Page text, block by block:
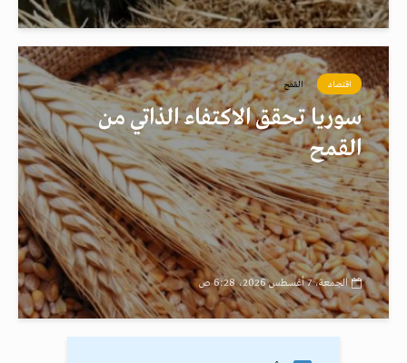
اقتصاد القمح
سوريا تحقق الاكتفاء الذاتي من
القمح
الجمعة، 7 أغسطس 2026، 6:28 ص